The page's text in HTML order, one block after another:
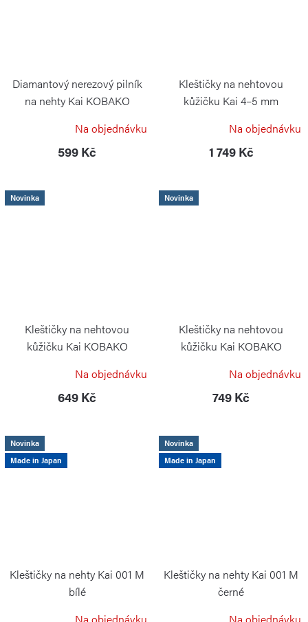
Diamantový nerezový pilník
na nehty Kai KOBAKO
Na objednávku
599 Kč
Kleštičky na nehtovou
kůžičku Kai 4–5 mm
Na objednávku
1 749 Kč
Novinka
Kleštičky na nehtovou
kůžičku Kai KOBAKO
Na objednávku
649 Kč
Novinka
Kleštičky na nehtovou
kůžičku Kai KOBAKO
KAI
Na objednávku
749 Kč
Novinka
Made in Japan
Kleštičky na nehty Kai 001 M
bílé
Novinka
Made in Japan
Kleštičky na nehty Kai 001 M
černé